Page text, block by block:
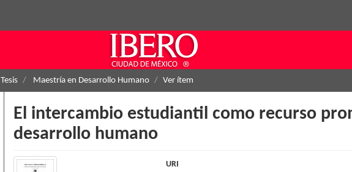
Tesis Maestría en Desarrollo Humano Ver ítem
El intercambio estudiantil como recurso
desarrollo humano
URI